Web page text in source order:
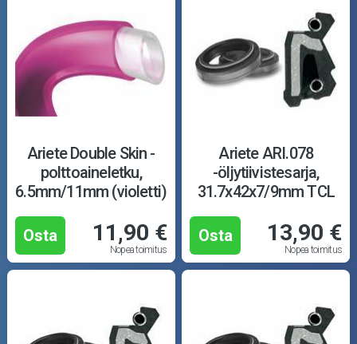
Ariete Double Skin -
polttoaineletku,
6.5mm/11mm (violetti)
Osta 11,90 €
Nopea toimitus
Ariete ARI.078
-öljytiivistesarja,
31.7x42x7/9mm TCL
Osta 13,90 €
Nopea toimitus